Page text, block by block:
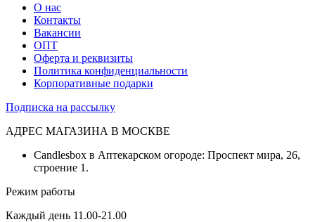
О нас
Контакты
Вакансии
ОПТ
Оферта и реквизиты
Политика конфиденциальности
Корпоративные подарки
Подписка на рассылку
АДРЕС МАГАЗИНА В МОСКВЕ
Candlesbox в Аптекарском огороде: Проспект мира, 26,
строение 1.
Режим работы
Каждый день 11.00-21.00